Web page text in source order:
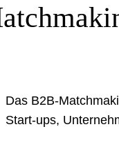
Das B2B-
Start-ups,